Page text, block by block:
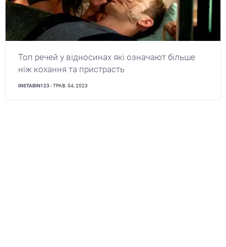
Топ речей у відносинах які означают більше
ніж кохання та пристрасть
INSTABIN123 - ТРАВ. 04, 2023